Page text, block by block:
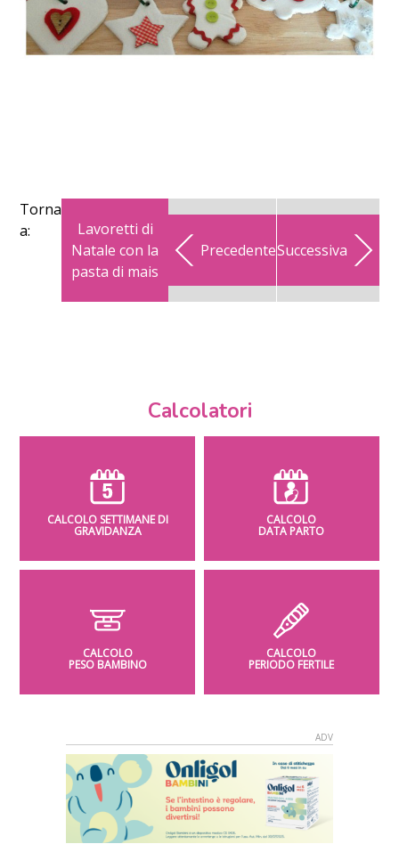
Torna
a:
Lavoretti di
Natale con la
pasta di mais
PrecedenteSuccessiva
Calcolatori
CALCOLO SETTIMANE DI
GRAVIDANZA
CALCOLO
DATA PARTO
CALCOLO
PESO BAMBINO
CALCOLO
PERIODO FERTILE